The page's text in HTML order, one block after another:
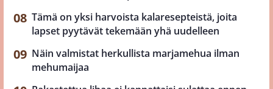
Tämä on yksi harvoista kalaresepteistä, joita
lapset pyytävät tekemään yhä uudelleen
Näin valmistat herkullista marjamehua ilman
mehumaijaa